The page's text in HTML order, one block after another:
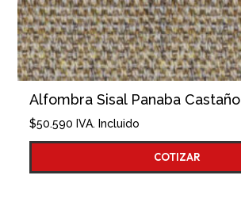
Alfombra Sisal Panaba Castaño
$50.590 IVA. Incluido
COTIZAR